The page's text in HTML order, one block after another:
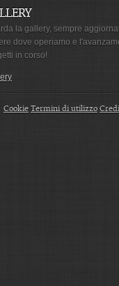
la gallery, sempre
dove operiamo e
in corso!
Cookie Termini di utilizzo